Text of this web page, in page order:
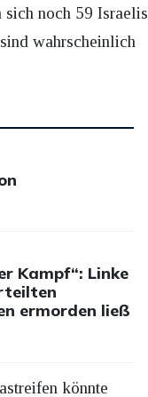
noch 59 Israelis
wahrscheinlich
Kampf“: Linke
ermorden ließ
könnte